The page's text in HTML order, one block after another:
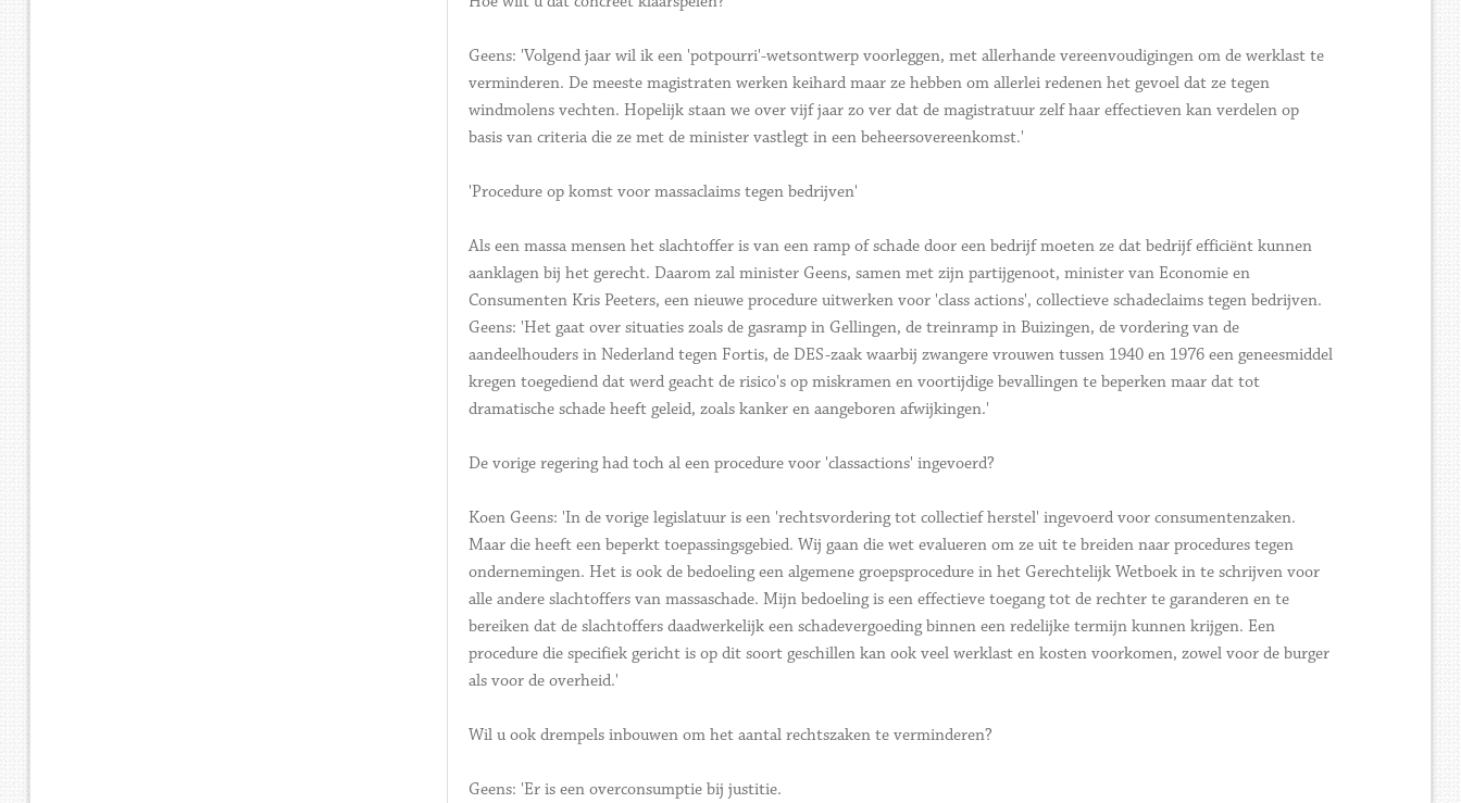
Geens: 'Volgend jaar wil ik een 'potpourri'-wetsontwerp voorleggen, met allerhande vereenvoudigingen om de werklast te
verminderen. De meeste magistraten werken keihard maar ze hebben om allerlei redenen het gevoel dat ze tegen
windmolens vechten. Hopelijk staan we over vijf jaar zo ver dat de magistratuur zelf haar effectieven kan verdelen op
basis van criteria die ze met de minister vastlegt in een beheersovereenkomst.'
'Procedure op komst voor massaclaims tegen bedrijven'
Als een massa mensen het slachtoffer is van een ramp of schade door een bedrijf moeten ze dat bedrijf efficiënt kunnen
aanklagen bij het gerecht. Daarom zal minister Geens, samen met zijn partijgenoot, minister van Economie en
Consumenten Kris Peeters, een nieuwe procedure uitwerken voor 'class actions', collectieve schadeclaims tegen bedrijven.
Geens: 'Het gaat over situaties zoals de gasramp in Gellingen, de treinramp in Buizingen, de vordering van de
aandeelhouders in Nederland tegen Fortis, de DES-zaak waarbij zwangere vrouwen tussen 1940 en 1976 een geneesmiddel
kregen toegediend dat werd geacht de risico's op miskramen en voortijdige bevallingen te beperken maar dat tot
dramatische schade heeft geleid, zoals kanker en aangeboren afwijkingen.'
De vorige regering had toch al een procedure voor 'classactions' ingevoerd?
Koen Geens: 'In de vorige legislatuur is een 'rechtsvordering tot collectief herstel' ingevoerd voor consumentenzaken.
Maar die heeft een beperkt toepassingsgebied. Wij gaan die wet evalueren om ze uit te breiden naar procedures tegen
ondernemingen. Het is ook de bedoeling een algemene groepsprocedure in het Gerechtelijk Wetboek in te schrijven voor
alle andere slachtoffers van massaschade. Mijn bedoeling is een effectieve toegang tot de rechter te garanderen en te
bereiken dat de slachtoffers daadwerkelijk een schadevergoeding binnen een redelijke termijn kunnen krijgen. Een
procedure die specifiek gericht is op dit soort geschillen kan ook veel werklast en kosten voorkomen, zowel voor de burger
als voor de overheid.'
Wil u ook drempels inbouwen om het aantal rechtszaken te verminderen?
Geens: 'Er is een overconsumptie bij justitie.